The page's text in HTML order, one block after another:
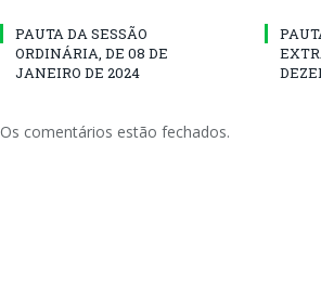
PAUTA DA SESSÃO
ORDINÁRIA, DE 08 DE
JANEIRO DE 2024
Os comentários estão fechados.